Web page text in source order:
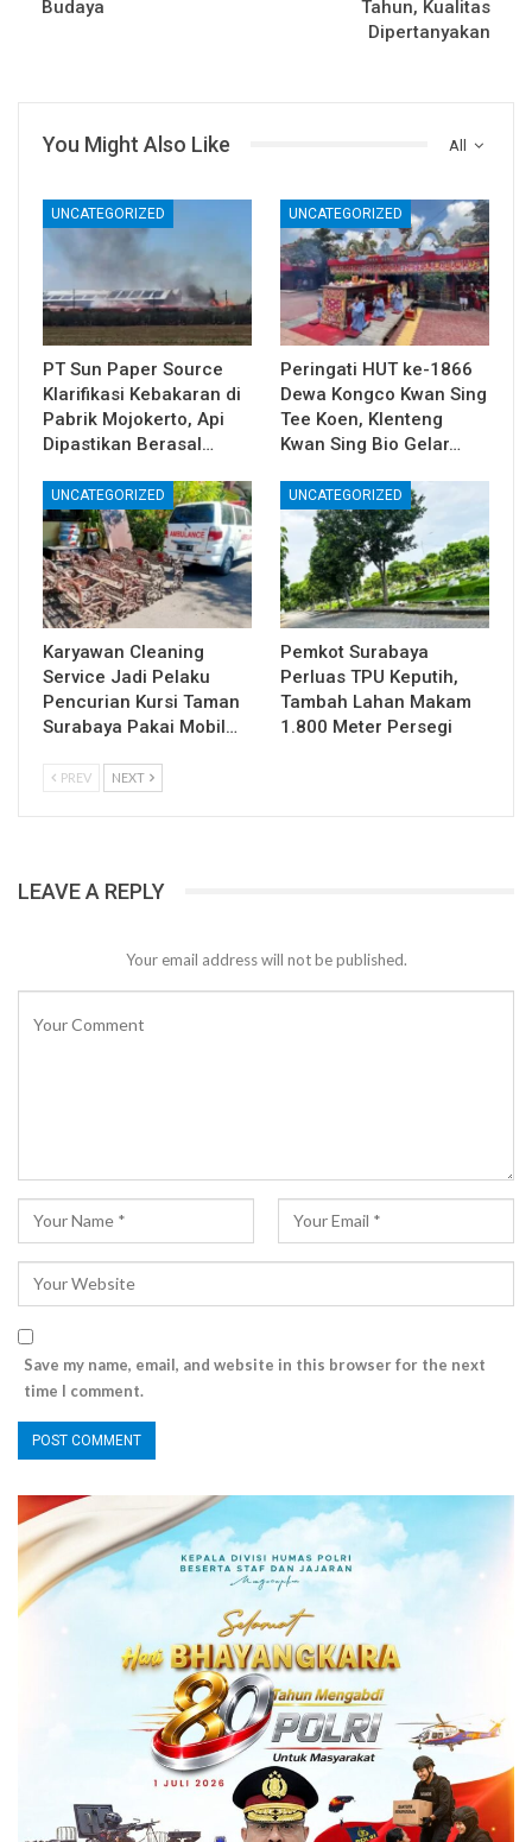
Budaya
Tahun, Kualitas
Dipertanyakan
All
You Might Also Like
UNCATEGORIZED
PT Sun Paper Source
Klarifikasi Kebakaran di
Pabrik Mojokerto, Api
Dipastikan Berasal…
UNCATEGORIZED
Peringati HUT ke-1866
Dewa Kongco Kwan Sing
Tee Koen, Klenteng
Kwan Sing Bio Gelar…
UNCATEGORIZED
Karyawan Cleaning
Service Jadi Pelaku
Pencurian Kursi Taman
Surabaya Pakai Mobil…
UNCATEGORIZED
Pemkot Surabaya
Perluas TPU Keputih,
Tambah Lahan Makam
1.800 Meter Persegi
PREV NEXT
LEAVE A REPLY
Your email address will not be published.
Save my name, email, and website in this browser for the next
time I comment.